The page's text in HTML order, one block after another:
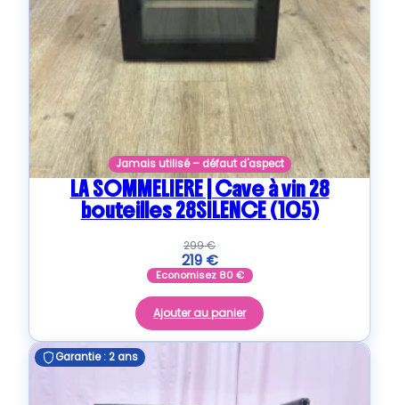
Jamais utilisé – défaut d'aspect
LA SOMMELIERE | Cave à vin 28
bouteilles 28SILENCE (105)
299€
219 €
Economisez 80€
Ajouter au panier
Garantie : 2 ans